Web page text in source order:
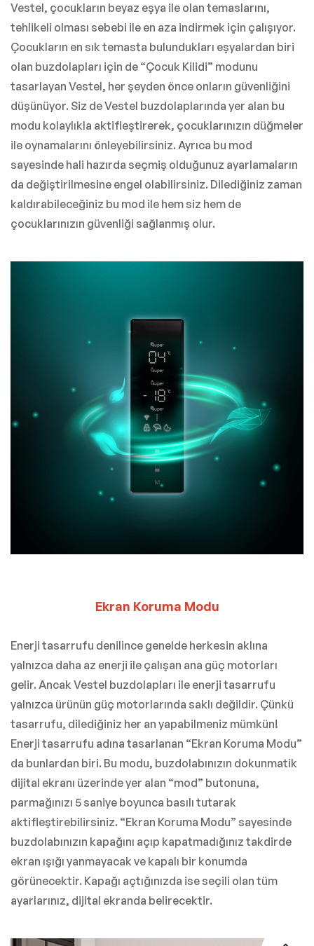
Vestel, çocukların beyaz eşya ile olan temaslarını,
tehlikeli olması sebebi ile en aza indirmek için çalışıyor.
Çocukların en sık temasta bulundukları eşyalardan biri
olan buzdolapları için de “Çocuk Kilidi” modunu
tasarlayan Vestel, her şeyden önce onların güvenliğini
düşünüyor. Siz de Vestel buzdolaplarında yer alan bu
modu kolaylıkla aktifleştirerek, çocuklarınızın düğmeler
ile oynamalarını önleyebilirsiniz. Ayrıca bu mod
sayesinde hali hazırda seçmiş olduğunuz ayarlamaların
da değiştirilmesine engel olabilirsiniz. Dilediğiniz zaman
kaldırabileceğiniz bu mod ile hem siz hem de
çocuklarınızın güvenliği sağlanmış olur.
Ekran Koruma Modu
Enerji tasarrufu denilince genelde herkesin aklına
yalnızca daha az enerji ile çalışan ana güç motorları
gelir. Ancak Vestel buzdolapları ile enerji tasarrufu
yalnızca ürünün güç motorlarında saklı değildir. Çünkü
tasarrufu, dilediğiniz her an yapabilmeniz mümkün!
Enerji tasarrufu adına tasarlanan “Ekran Koruma Modu”
da bunlardan biri. Bu modu, buzdolabınızın dokunmatik
dijital ekranı üzerinde yer alan “mod” butonuna,
parmağınızı 5 saniye boyunca basılı tutarak
aktifleştirebilirsiniz. “Ekran Koruma Modu” sayesinde
buzdolabınızın kapağını açıp kapatmadığınız takdirde
ekran ışığı yanmayacak ve kapalı bir konumda
görünecektir. Kapağı açtığınızda ise seçili olan tüm
ayarlarınız, dijital ekranda belirecektir.